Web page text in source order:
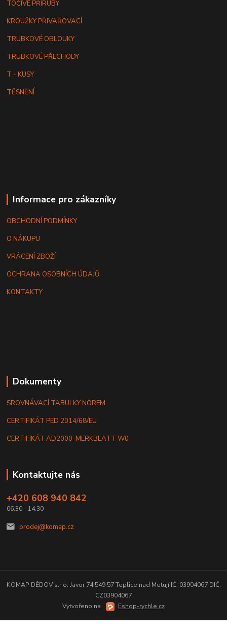
TOČIVÉ PŘÍRUBY
KROUŽKY PŘIVAŘOVACÍ
TRUBKOVÉ OBLOUKY
TRUBKOVÉ PŘECHODY
T - KUSY
TĚSNĚNÍ
Informace pro zákazníky
OBCHODNÍ PODMÍNKY
O NÁKUPU
VRÁCENÍ ZBOŽÍ
OCHRANA OSOBNÍCH ÚDAJŮ
KONTAKTY
Dokumenty
SROVNÁVACÍ TABULKY NOREM
CERTIFIKÁT PED 2014/68/EU
CERTIFIKÁT AD2000-MERKBLATT W0
Kontaktujte nás
+420 608 940 842
06:30 - 14:30
prodej@komap.cz
KOMAP DĚDOV s.r.o. Javor 74 549 57 Teplice nad Metují IČ: 03904067 DIČ:
CZ03904067
Vytvořeno na
Eshop-rychle.cz